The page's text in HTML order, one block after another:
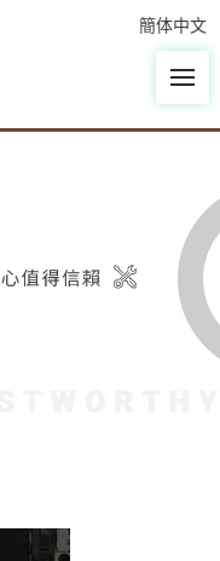
簡体中文